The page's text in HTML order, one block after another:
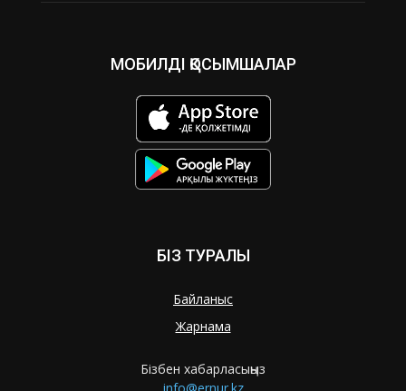
МОБИЛДІ ҚОСЫМШАЛАР
БІЗ ТУРАЛЫ
Байланыс
Жарнама
Бізбен хабарласыңыз